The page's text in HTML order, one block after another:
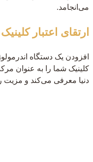
می‌انجامد.
ارتقای اعتبار کلینیک
افزودن یک دستگاه
کلینیک شما را به عنوان
دنیا معرفی می‌کند و مزیت